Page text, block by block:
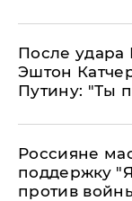
После удара
Эштон
Путину: "Ты
Россияне
поддержку
против